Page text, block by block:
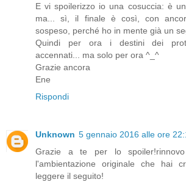
E vi spoilerizzo io una cosuccia: è
ma... sì, il finale è così, con
sospeso, perché ho in mente già un
Quindi per ora i destini dei
accennati... ma solo per ora ^_^
Grazie ancora
Ene
Rispondi
Unknown 5 gennaio 2016 alle ore
Grazie a te per lo
l'ambientazione originale che hai
leggere il seguito!